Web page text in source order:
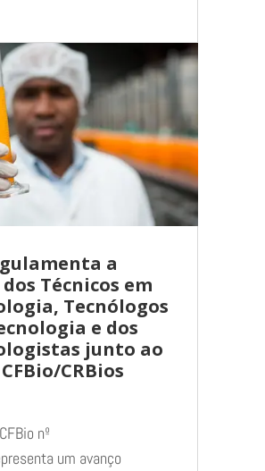
a
Técnicos em
Tecnólogos
e dos
junto ao
CRBios
nº
um avanço